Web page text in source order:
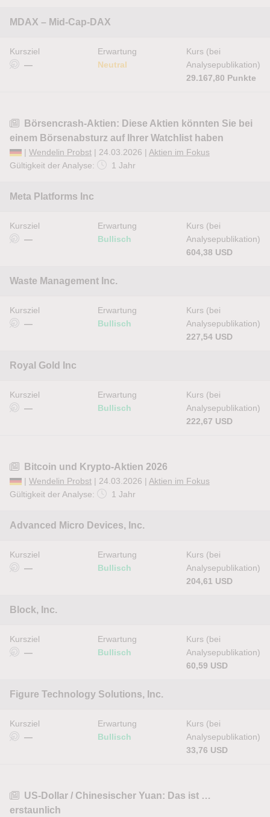
MDAX – Mid-Cap-DAX
Kursziel
—
Erwartung
Neutral
Kurs (bei
Analysepublikation)
29.167,80 Punkte
Börsencrash-Aktien: Diese Aktien könnten Sie bei
einem Börsenabsturz auf Ihrer Watchlist haben
| Wendelin Probst | 24.03.2026 | Aktien im Fokus
Gültigkeit der Analyse:
1 Jahr
Meta Platforms Inc
Kursziel
—
Erwartung
Bullisch
Kurs (bei
Analysepublikation)
604,38 USD
Waste Management Inc.
Kursziel
—
Erwartung
Bullisch
Kurs (bei
Analysepublikation)
227,54 USD
Royal Gold Inc
Kursziel
—
Erwartung
Bullisch
Kurs (bei
Analysepublikation)
222,67 USD
Bitcoin und Krypto-Aktien 2026
| Wendelin Probst | 24.03.2026 | Aktien im Fokus
Gültigkeit der Analyse:
1 Jahr
Advanced Micro Devices, Inc.
Kursziel
—
Erwartung
Bullisch
Kurs (bei
Analysepublikation)
204,61 USD
Block, Inc.
Kursziel
—
Erwartung
Bullisch
Kurs (bei
Analysepublikation)
60,59 USD
Figure Technology Solutions, Inc.
Kursziel
—
Erwartung
Bullisch
Kurs (bei
Analysepublikation)
33,76 USD
US-Dollar / Chinesischer Yuan: Das ist …
erstaunlich